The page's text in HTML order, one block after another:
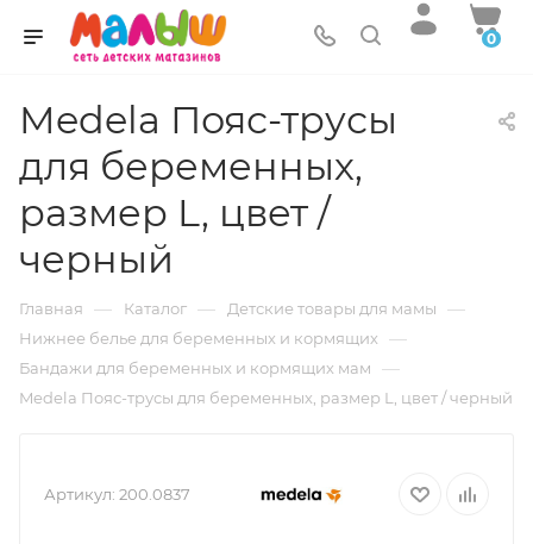
0
Medela Пояс-трусы
для беременных,
размер L, цвет /
черный
Главная — Каталог — Детские товары для мамы —
Нижнее белье для беременных и кормящих —
Бандажи для беременных и кормящих мам —
Medela Пояс-трусы для беременных, размер L, цвет / черный
Артикул: 200.0837